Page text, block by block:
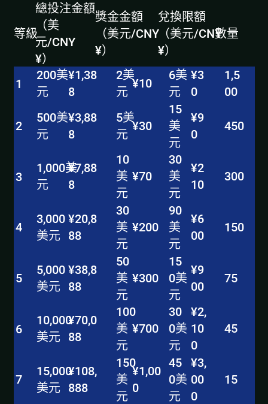
等級
總投注金額
（美
元/CNY
¥）
獎金金額
（美元/CNY
¥）
兌換限額
（美元/CNY
¥）
數量
1
200美
元
¥1,38
8
2美
元
¥10
6美
元
¥3
0
1,5
00
2
500美
元
¥3,88
8
5美
元
¥30
15
美
元
¥9
0
450
3
1,000美
元
¥7,88
8
10
美
元
¥70
30
美
元
¥2
10
300
4
3,000
美元
¥20,8
88
30
美
元
¥200
90
美
元
¥6
00
150
5
5,000
美元
¥38,8
88
50
美
元
¥300
15
0美
元
¥9
00
75
6
10,000
美元
¥70,0
88
100
美
元
¥700
30
0美
元
¥2,
10
0
45
7
15,000
美元
¥108,
888
150
美
元
¥1,00
0
45
0美
元
¥3,
00
0
15